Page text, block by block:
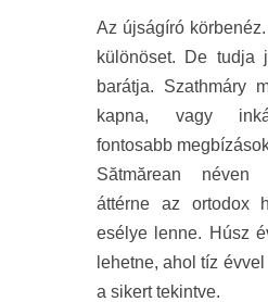
Az újságíró
különöset. De tudja
barátja. Szathmáry
kapna, vagy
fontosabb
Sătmărean néven
áttérne az ortodox
esélye lenne. Húsz
lehetne, ahol tíz
a sikert tekintve.